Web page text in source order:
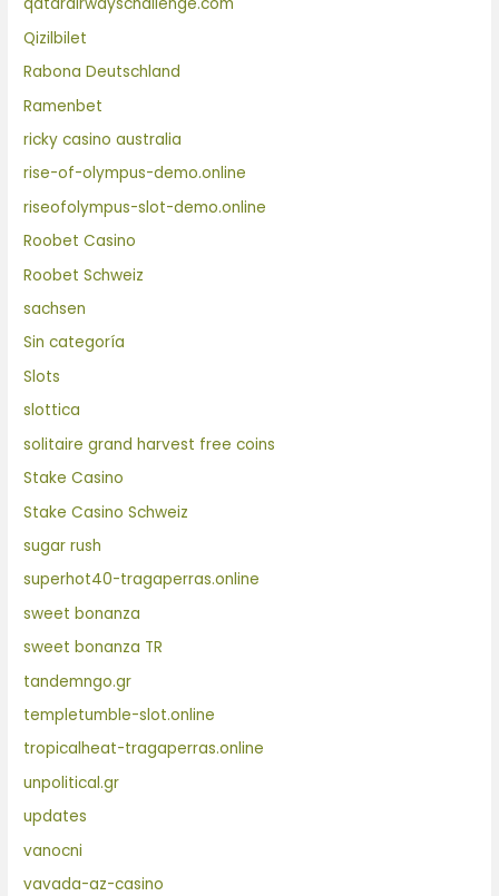
qatarairwayschallenge.com
Qizilbilet
Rabona Deutschland
Ramenbet
ricky casino australia
rise-of-olympus-demo.online
riseofolympus-slot-demo.online
Roobet Casino
Roobet Schweiz
sachsen
Sin categoría
Slots
slottica
solitaire grand harvest free coins
Stake Casino
Stake Casino Schweiz
sugar rush
superhot40-tragaperras.online
sweet bonanza
sweet bonanza TR
tandemngo.gr
templetumble-slot.online
tropicalheat-tragaperras.online
unpolitical.gr
updates
vanocni
vavada-az-casino